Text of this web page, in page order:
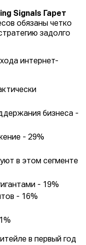
Signals Гарет
обязаны четко
задолго
интернет-
бизнеса -
- 29%
в этом сегменте
- 19%
- 16%
в первый год